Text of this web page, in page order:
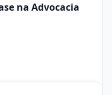
na Advocacia